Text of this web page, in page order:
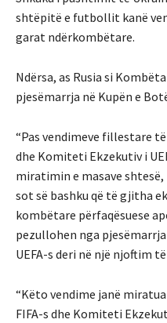
shtëpitë e futbollit kanë
garat ndërkombëtare.
Ndërsa, as Rusia si
pjesëmarrja në Kupën e
“Pas vendimeve fillestare
dhe Komiteti Ekzekutiv i
miratimin e masave shtesë,
sot së bashku që të gjitha
kombëtare përfaqësuese
pezullohen nga pjesëmarrja
UEFA-s deri në një njoftim të
“Këto vendime janë
FIFA-s dhe Komiteti